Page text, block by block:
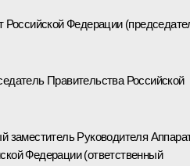
Российской Федерации
Правительства Российской
заместитель Руководителя
Федерации (ответственный